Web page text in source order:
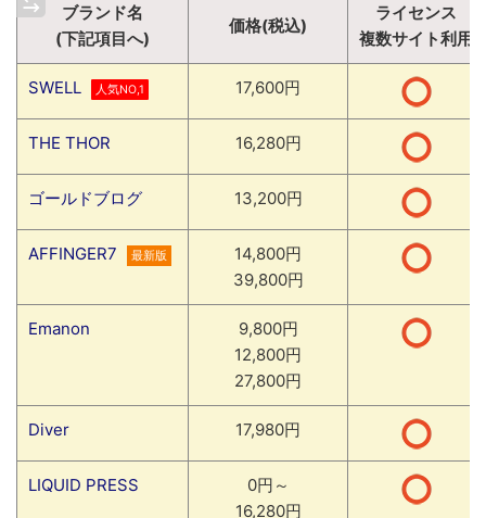
ブランド名
(下記項目へ)
価格(税込)
ライセンス
複数サイト利用
SWELL 人気NO,1 17,600円
THE THOR 16,280円
ゴールドブログ 13,200円
AFFINGER7 最新版
14,800円
39,800円
Emanon
9,800円
12,800円
27,800円
Diver 17,980円
LIQUID PRESS
0円～
16,280円